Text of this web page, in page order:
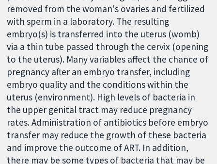
removed from the woman's ovaries and fertilized
with sperm in a laboratory. The resulting
embryo(s) is transferred into the uterus (womb)
via a thin tube passed through the cervix (opening
to the uterus). Many variables affect the chance of
pregnancy after an embryo transfer, including
embryo quality and the conditions within the
uterus (environment). High levels of bacteria in
the upper genital tract may reduce pregnancy
rates. Administration of antibiotics before embryo
transfer may reduce the growth of these bacteria
and improve the outcome of ART. In addition,
there may be some types of bacteria that may be